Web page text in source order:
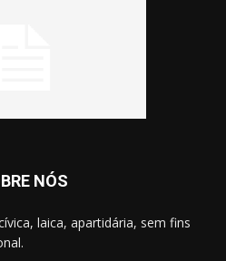
NÓS
laica, apartidária, sem fins